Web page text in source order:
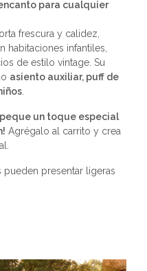
para cualquier
frescura y calidez,
infantiles,
de estilo vintage. Su
asiento auxiliar, puff de
un toque especial
Agrégalo al carrito y crea
presentar ligeras